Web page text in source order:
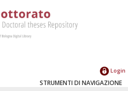
Login
STRUMENTI DI NAVIGAZIONE